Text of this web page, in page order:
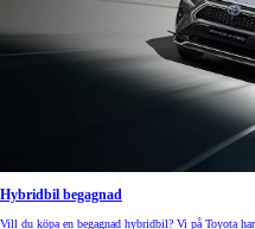
Hybridbil begagnad
Vill du köpa en begagnad hybridbil? Vi på Toyota